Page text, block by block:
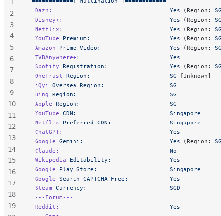
46
47
48
Dazn:
                                  Yes
(Region: SG
Disney+:
                               Yes
(Region: SG
Netflix:
                               Yes
(Region: SG
YouTube Premium:
                       Yes
(Region: SG
Amazon Prime Video:
                    Yes
(Region: SG
TVBAnywhere+:
                          Yes
Spotify Registration:
                  Yes
(Region: SG
OneTrust Region:
                       SG
[Unknown]
iQyi
Oversea Region:
                   SG
Bing Region:
                           SG
Apple Region:
                          SG
YouTube CDN:
                           Singapore
Netflix Preferred CDN:
                 Singapore
ChatGPT:
                               Yes
Google Gemini:
                         Yes
(Region:
Claude:
                                No
Wikipedia Editability:
                 Yes
Google Play Store:
                     Singapore
Google Search CAPTCHA Free:
            Yes
Steam Currency:
                        SGD
---Forum---
Reddit:
                                Yes
1
2
3
4
5
6
7
8
9
10
11
12
13
14
15
16
17
18
19